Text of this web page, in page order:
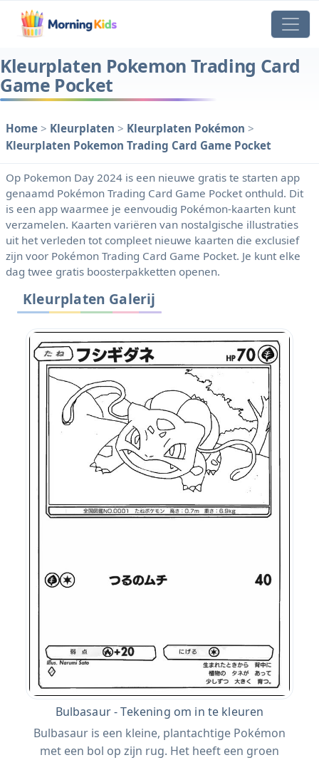
Kleurplaten Pokemon Trading Card
Game Pocket
Home > Kleurplaten > Kleurplaten Pokémon >
Kleurplaten Pokemon Trading Card Game Pocket
Op Pokemon Day 2024 is een nieuwe gratis te starten app
genaamd Pokémon Trading Card Game Pocket onthuld. Dit
is een app waarmee je eenvoudig Pokémon-kaarten kunt
verzamelen. Kaarten variëren van nostalgische illustraties
uit het verleden tot compleet nieuwe kaarten die exclusief
zijn voor Pokémon Trading Card Game Pocket. Je kunt elke
dag twee gratis boosterpakketten openen.
Kleurplaten Galerij
Bulbasaur - Tekening om in te kleuren
Bulbasaur is een kleine, plantachtige Pokémon
met een bol op zijn rug. Het heeft een groen